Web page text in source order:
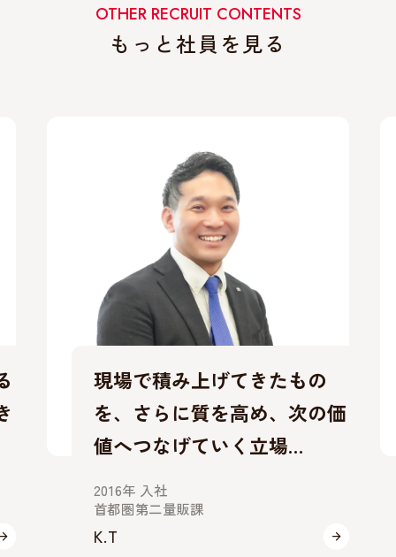
OTHER RECRUIT CONTENTS
もっと社員を見る
現場で積み上げてきたもの
を、さらに質を高め、次の価
値へつなげていく立場…
2016年 入社
首都圏第二量販課
K.T